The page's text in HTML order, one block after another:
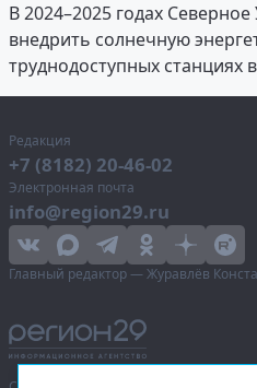
В 2024–2025 годах
внедрить солнечную
труднодоступных станциях
Редакция
+7 (8182) 20-46-02
Электронная почта
info@region29.ru
Главный редактор — Журавлёв